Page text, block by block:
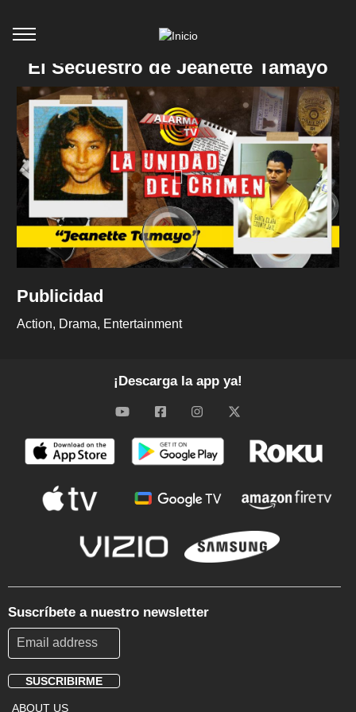
El Secuestro de Jeanette Tamayo
Publicidad
Action Drama Entertainment
¡Descarga la app ya!
Suscríbete a nuestro newsletter
SUSCRIBIRME
ABOUT US